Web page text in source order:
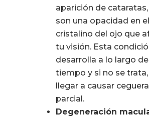
aparición de
son una opacidad en el
cristalino del ojo que
tu visión. Esta
desarrolla a lo largo
tiempo y si no se
llegar a causar ceguera
parcial.
Degeneración